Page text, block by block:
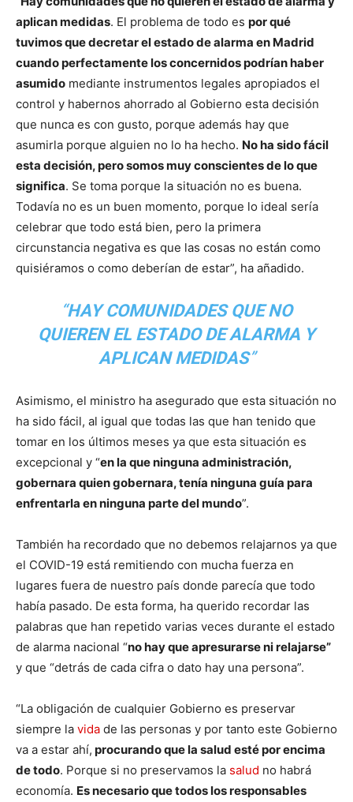
aplican medidas. El problema de todo es por qué
tuvimos que decretar el estado de alarma en Madrid
cuando perfectamente los concernidos podrían haber
asumido mediante instrumentos legales apropiados el
control y habernos ahorrado al Gobierno esta decisión
que nunca es con gusto, porque además hay que
asumirla porque alguien no lo ha hecho. No ha sido fácil
esta decisión, pero somos muy conscientes de lo que
significa. Se toma porque la situación no es buena.
Todavía no es un buen momento, porque lo ideal sería
celebrar que todo está bien, pero la primera
circunstancia negativa es que las cosas no están como
quisiéramos o como deberían de estar”, ha añadido.
“HAY COMUNIDADES QUE NO
QUIEREN EL ESTADO DE ALARMA Y
APLICAN MEDIDAS”
Asimismo, el ministro ha asegurado que esta situación no
ha sido fácil, al igual que todas las que han tenido que
tomar en los últimos meses ya que esta situación es
excepcional y “en la que ninguna administración,
gobernara quien gobernara, tenía ninguna guía para
enfrentarla en ninguna parte del mundo”.
También ha recordado que no debemos relajarnos ya que
el COVID-19 está remitiendo con mucha fuerza en
lugares fuera de nuestro país donde parecía que todo
había pasado. De esta forma, ha querido recordar las
palabras que han repetido varias veces durante el estado
de alarma nacional “no hay que apresurarse ni relajarse”
y que “detrás de cada cifra o dato hay una persona”.
“La obligación de cualquier Gobierno es preservar
siempre la vida de las personas y por tanto este Gobierno
va a estar ahí, procurando que la salud esté por encima
de todo. Porque si no preservamos la salud no habrá
economía. Es necesario que todos los responsables